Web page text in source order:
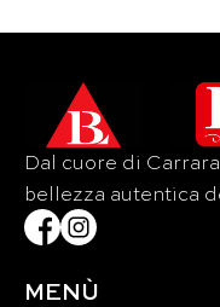
Dal cuore di
bellezza autentica
MENÙ